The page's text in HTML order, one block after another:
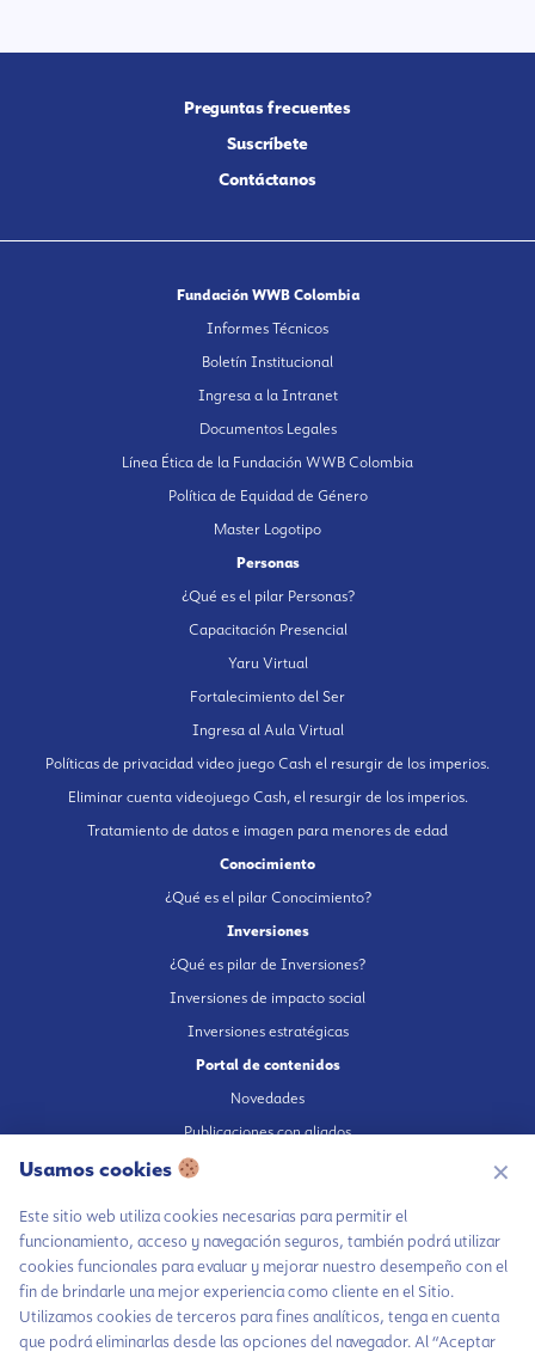
Preguntas frecuentes
Suscríbete
Contáctanos
Fundación WWB Colombia
Informes Técnicos
Boletín Institucional
Ingresa a la Intranet
Documentos Legales
Línea Ética de la Fundación WWB Colombia
Política de Equidad de Género
Master Logotipo
Personas
¿Qué es el pilar Personas?
Capacitación Presencial
Yaru Virtual
Fortalecimiento del Ser
Ingresa al Aula Virtual
Políticas de privacidad video juego Cash el resurgir de los imperios.
Eliminar cuenta videojuego Cash, el resurgir de los imperios.
Tratamiento de datos e imagen para menores de edad
Conocimiento
¿Qué es el pilar Conocimiento?
Inversiones
¿Qué es pilar de Inversiones?
Inversiones de impacto social
Inversiones estratégicas
Portal de contenidos
Novedades
Publicaciones con aliados
Fundación en medios
Escúchanos en Spotify
Autorización de tratamiento de datos
Usamos cookies ✕
Este sitio web utiliza cookies necesarias para permitir el
funcionamiento, acceso y navegación seguros, también podrá utilizar
cookies funcionales para evaluar y mejorar nuestro desempeño con el
fin de brindarle una mejor experiencia como cliente en el Sitio.
Utilizamos cookies de terceros para fines analíticos, tenga en cuenta
que podrá eliminarlas desde las opciones del navegador. Al “Aceptar